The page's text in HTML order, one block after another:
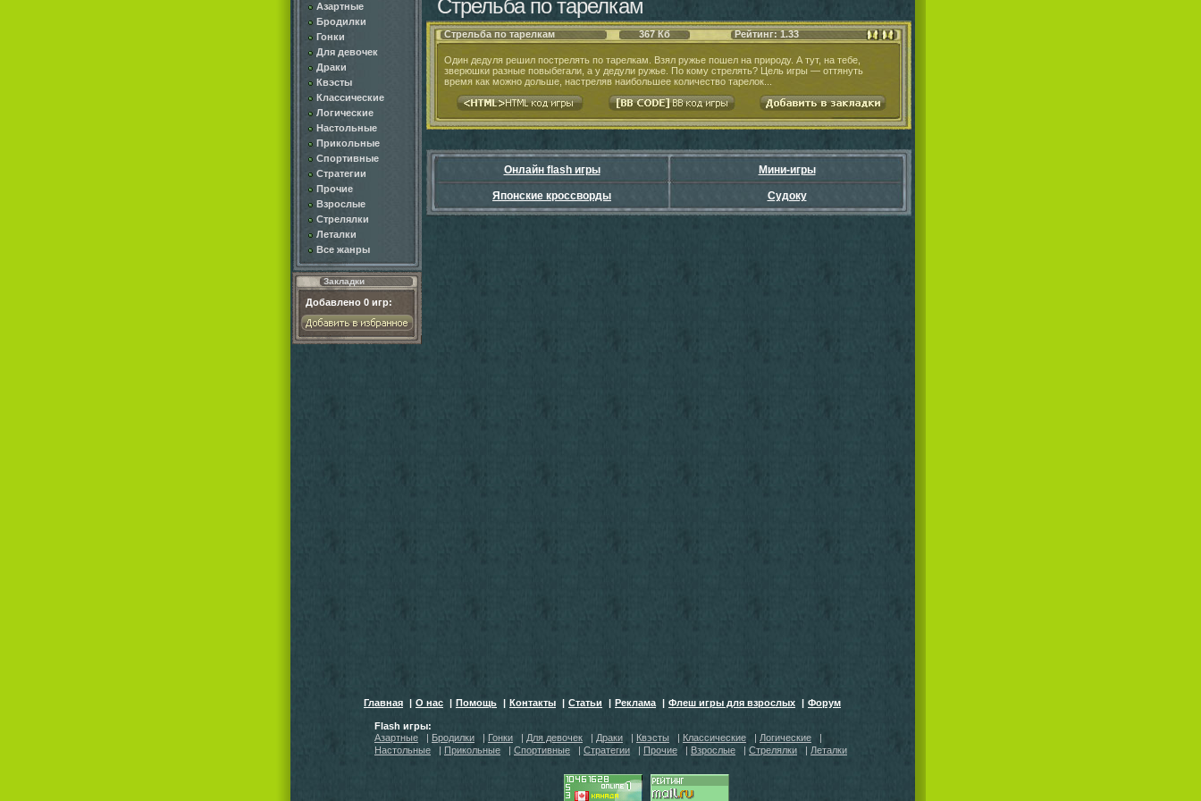
Азартные
Бродилки
Гонки
Для девочек
Драки
Квэсты
Классические
Логические
Настольные
Прикольные
Спортивные
Стратегии
Прочие
Взрослые
Стрелялки
Леталки
Все жанры
Закладки
Добавлено 0 игр:
Стрельба по тарелкам
Стрельба по тарелкам 367 Кб Рейтинг: 1.33
Один дедуля решил пострелять по тарелкам. Взял ружье пошел на природу. А тут, на тебе,
зверюшки разные повыбегали, а у дедули ружье. По кому стрелять? Цель игры — оттянуть
время как можно дольше, настреляв наибольшее количество тарелок...
Онлайн flash игры Мини-игры
Японские кроссворды Судоку
Главная | О нас | Помощь | Контакты | Статьи | Реклама | Флеш игры для взрослых | Форум
Flash игры:
Азартные
| Бродилки | Гонки | Для девочек | Драки | Квэсты | Классические | Логические
|
Настольные
| Прикольные | Спортивные | Стратегии | Прочие | Взрослые | Стрелялки | Леталки